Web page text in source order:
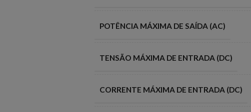
POTÊNCIA MÁXIMA DE SAÍDA (AC)
TENSÃO MÁXIMA DE ENTRADA (DC)
CORRENTE MÁXIMA DE ENTRADA (DC)